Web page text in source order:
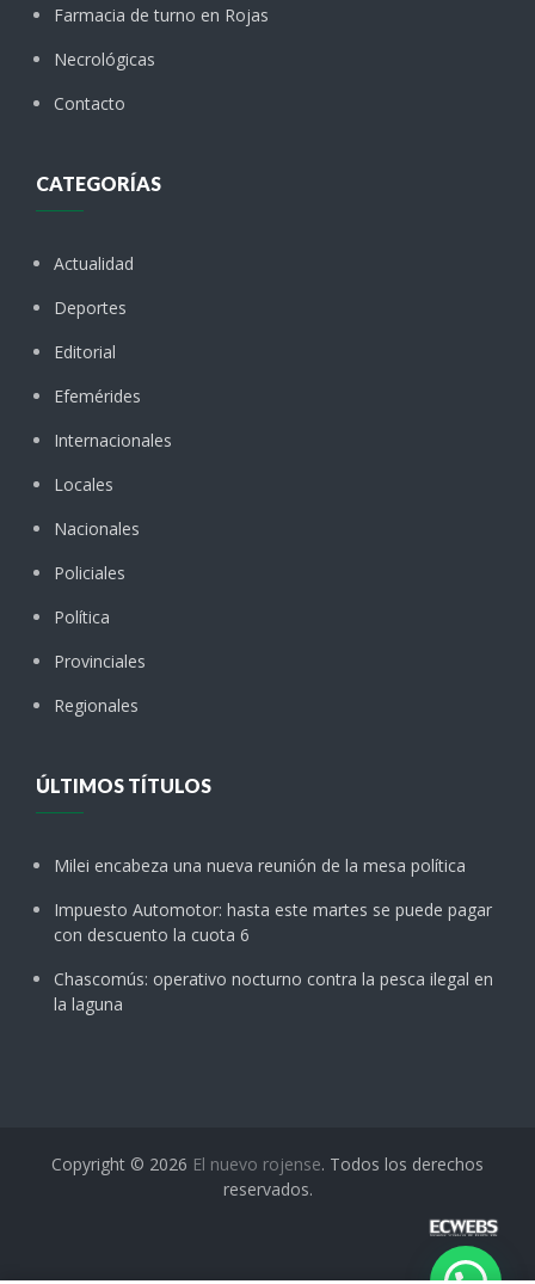
Farmacia de turno en Rojas
Necrológicas
Contacto
CATEGORÍAS
Actualidad
Deportes
Editorial
Efemérides
Internacionales
Locales
Nacionales
Policiales
Política
Provinciales
Regionales
ÚLTIMOS TÍTULOS
Milei encabeza una nueva reunión de la mesa política
Impuesto Automotor: hasta este martes se puede pagar
con descuento la cuota 6
Chascomús: operativo nocturno contra la pesca ilegal en
la laguna
Copyright © 2026 El nuevo rojense. Todos los derechos
reservados.